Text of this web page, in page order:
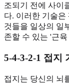
조되기 전에 사이
다. 이러한 기술은
것들을 일상의 일
존할 수 있는 '근
5-4-3-2-1 접지
접지는 당신의 뇌